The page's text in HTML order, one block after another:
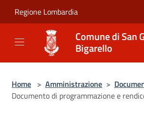
Regione Lombardia
Comune di San
Bigarello
Home > Amministrazione >
Documento di programmazione e